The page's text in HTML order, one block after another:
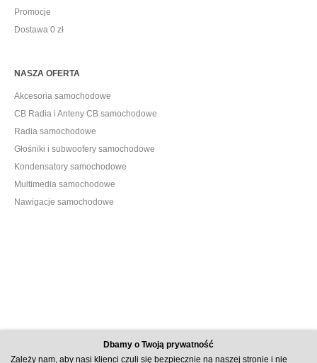
Dbamy o Twoją prywatność
Zależy nam, aby nasi klienci czuli się bezpiecznie na naszej stronie i nie
Promocje
Dostawa 0 zł
NASZA OFERTA
Akcesoria samochodowe
CB Radia i Anteny CB samochodowe
Radia samochodowe
Głośniki i subwoofery samochodowe
Kondensatory samochodowe
Multimedia samochodowe
Nawigacje samochodowe